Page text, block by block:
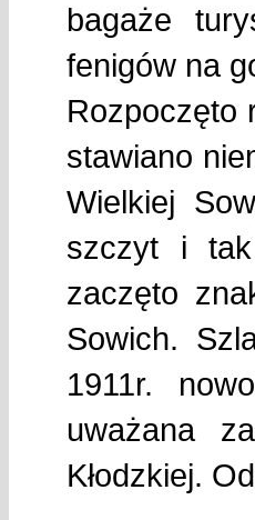
bagaże
fenigów na
Rozpoczęto
stawiano
Wielkiej
szczyt i tak
zaczęto
Sowich.
1911r.
uważana
Kłodzkiej.